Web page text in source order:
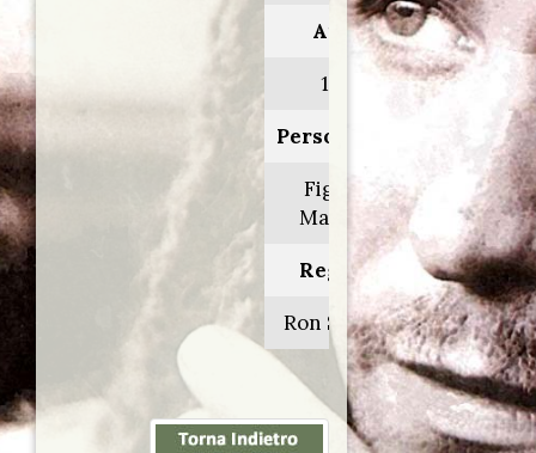
Anno:
1989
Personaggio:
Figlio di
Marquez
Regia di:
Ron Shelton